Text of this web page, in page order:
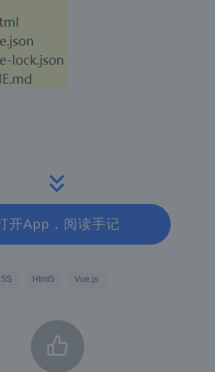
件组件：
开App，阅读手记
Html5 Vue.js